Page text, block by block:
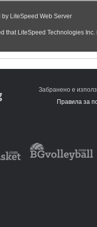
Забранено е
Правила за